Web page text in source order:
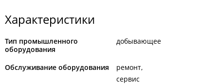
Характеристики
Тип промышленного
оборудования
добывающее
Обслуживание оборудования
ремонт
сервис